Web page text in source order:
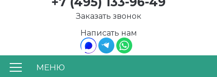
МЕНЮ
Написать нам
Заказать звонок